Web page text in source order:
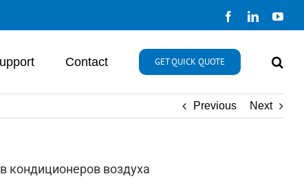
FacebookLinkedIn
Contact GET QUICK QUOTE
Previous Next
кондиционеров воздуха